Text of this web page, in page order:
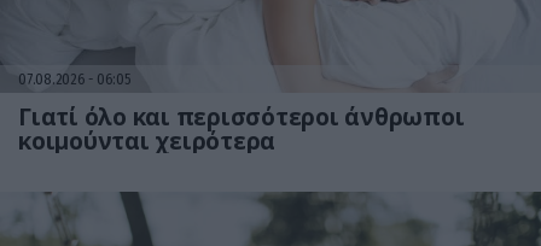
07.08.2026 06:05
Γιατί όλο και περισσότεροι άνθρωποι
κοιμούνται χειρότερα